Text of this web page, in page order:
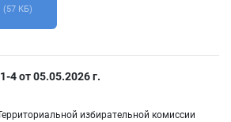
(57 КБ)
от 05.05.2026 г.
избирательной комиссии